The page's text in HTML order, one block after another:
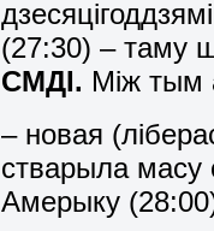
(27:30) – таму
СМДІ. Між тым
– новая
стварыла масу
Амерыку